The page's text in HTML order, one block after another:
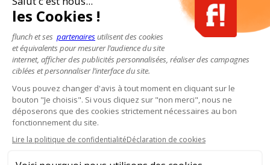
les Cookies !
flunch et ses partenairesutilisent des cookies
et équivalents pour mesurer l’audience du site
internet, afficher des publicités personnalisées, réaliser des campagnes
ciblées et personnaliser l’interface du site.
Vous pouvez changer d'avis à tout moment en cliquant sur le
bouton "Je choisis". Si vous cliquez sur "non merci", nous ne
déposerons que des cookies strictement nécessaires au bon
fonctionnement du site.
Lire la politique de confidentialitéDéclaration de cookies